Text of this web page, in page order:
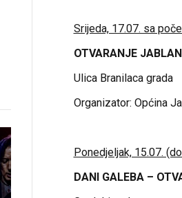
Srijeda, 17.07. sa
OTVARANJE
Ulica Branilaca grada
Organizator: Općina
Ponedjeljak, 15.07.
DANI GALEBA –